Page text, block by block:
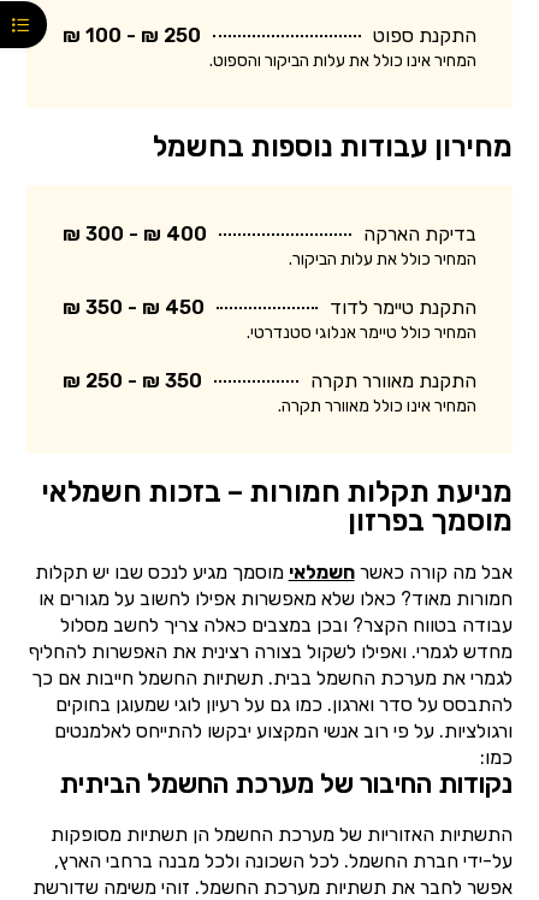
התקנת ספוט 250 ₪ - 100 ₪
המחיר אינו כולל את עלות הביקור והספוט.
מחירון עבודות נוספות בחשמל
בדיקת הארקה 400 ₪ - 300 ₪
המחיר כולל את עלות הביקור.
התקנת טיימר לדוד 450 ₪ - 350 ₪
המחיר כולל טיימר אנלוגי סטנדרטי.
התקנת מאוורר תקרה 350 ₪ - 250 ₪
המחיר אינו כולל מאוורר תקרה.
מניעת תקלות חמורות – בזכות חשמלאי
מוסמך בפרזון
אבל מה קורה כאשרחשמלאי מוסמך מגיע לנכס שבו יש תקלות
חמורות מאוד? כאלו שלא מאפשרות אפילו לחשוב על מגורים או
עבודה בטווח הקצר? ובכן במצבים כאלה צריך לחשב מסלול
מחדש לגמרי. ואפילו לשקול בצורה רצינית את האפשרות להחליף
לגמרי את מערכת החשמל בבית. תשתיות החשמל חייבות אם כך
להתבסס על סדר וארגון. כמו גם על רעיון לוגי שמעוגן בחוקים
ורגולציות. על פי רוב אנשי המקצוע יבקשו להתייחס לאלמנטים
כמו:
נקודות החיבור של מערכת החשמל הביתית
התשתיות האזוריות של מערכת החשמל הן תשתיות מסופקות
על-ידי חברת החשמל. לכל השכונה ולכל מבנה ברחבי הארץ,
אפשר לחבר את תשתיות מערכת החשמל. זוהי משימה שדורשת